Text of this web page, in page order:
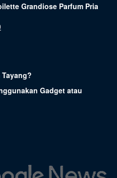
Grandiose Parfum Pria
Gadget atau